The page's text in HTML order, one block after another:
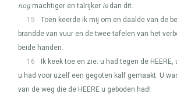
nogmachtiger en talrijker isdan dit.
15
Toen keerde ik mij om en daalde van de
brandde van vuur en de twee tafelen van het
beide handen.
16
Ik keek toe en zie: u had tegen de HEERE,
u had voor uzelf een gegoten kalf gemaakt. U
van de weg die de HEERE u geboden had!